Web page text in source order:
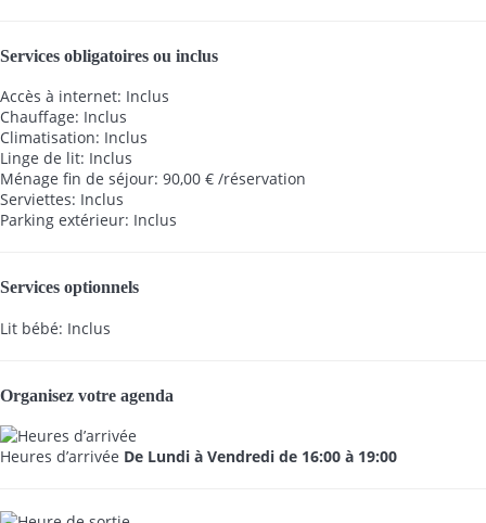
Services obligatoires ou inclus
Accès à internet: Inclus
Chauffage: Inclus
Climatisation: Inclus
Linge de lit: Inclus
Ménage fin de séjour: 90,00 € /réservation
Serviettes: Inclus
Parking extérieur: Inclus
Services optionnels
Lit bébé: Inclus
Organisez votre agenda
Heures d’arrivée De Lundi à Vendredi de 16:00 à 19:00